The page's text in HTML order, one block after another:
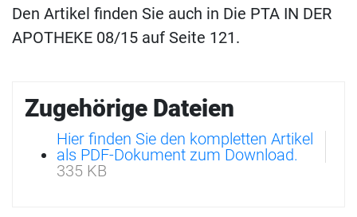
Den Artikel finden Sie auch in Die PTA IN DER
APOTHEKE 08/15 auf Seite 121.
Zugehörige Dateien
Hier finden Sie den kompletten Artikel
als PDF-Dokument zum Download.
335 KB